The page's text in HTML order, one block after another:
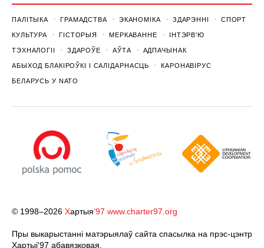
ПАЛІТЫКА ГРАМАДСТВА ЭКАНОМІКА ЗДАРЭННI СПОРТ
КУЛЬТУРА ГІСТОРЫЯ МЕРКАВАННЕ ІНТЭРВ'Ю
ТЭХНАЛОГІІ ЗДАРОЎЕ АЎТА АДПАЧЫНАК
АБЫХОД БЛАКІРОЎКІ І САЛІДАРНАСЦЬ КАРОНАВІРУС
БЕЛАРУСЬ У NATO
© 1998–2026 Хартыя’97 www.charter97.org
Пры выкарыстанні матэрыялаў сайта спасылка на прэс-цэнтр
Хартыi'97 абавязковая.